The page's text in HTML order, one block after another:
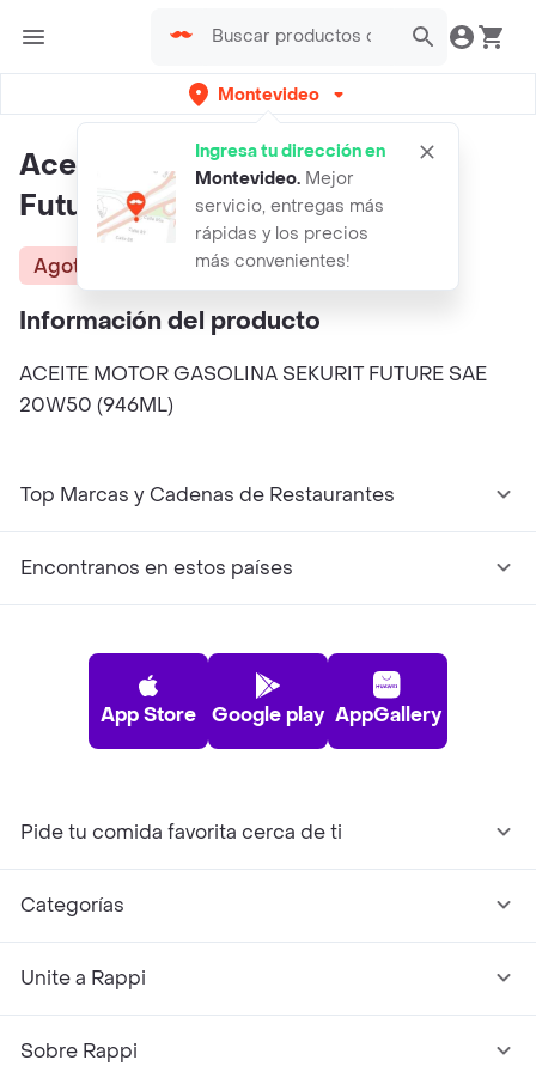
Montevideo
Ingresa tu dirección en
Montevideo. Mejor
servicio, entregas más
rápidas y los precios
más convenientes!
Aceite Motor Gasolina Sekurit
Future Sae 20w50 (946ml)
Agotado
Información del producto
ACEITE MOTOR GASOLINA SEKURIT FUTURE SAE
20W50 (946ML)
Top Marcas y Cadenas de Restaurantes
Encontranos en estos países
App Store Google play AppGallery
Pide tu comida favorita cerca de ti
Categorías
Unite a Rappi
Sobre Rappi